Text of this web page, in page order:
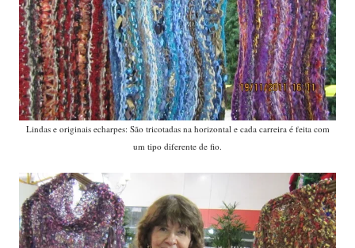
Lindas e originais echarpes: São tricotadas na horizontal e cada carreira é feita com
um tipo diferente de fio.